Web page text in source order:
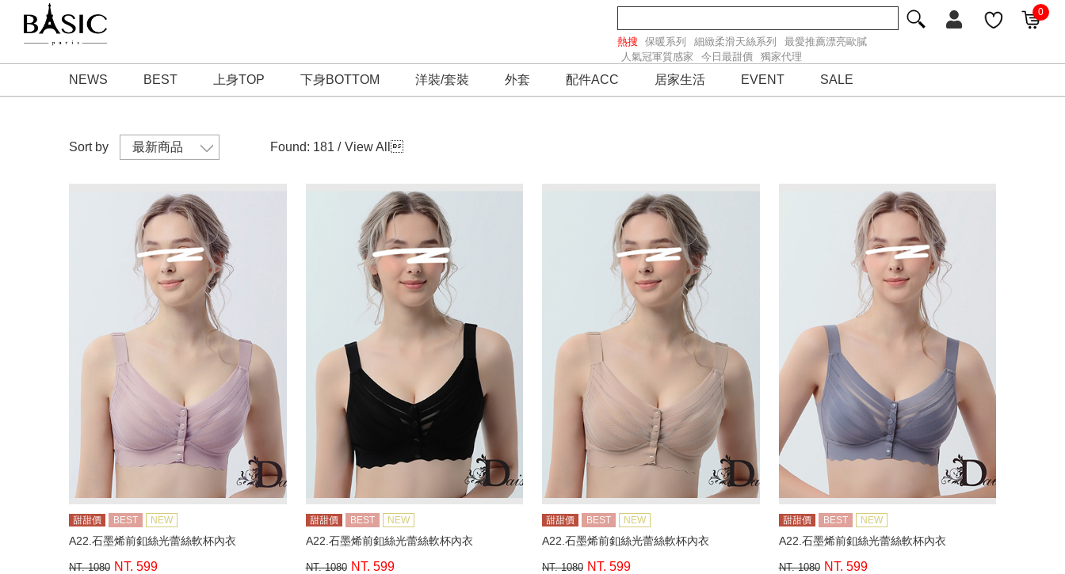
0
NEWS BEST 上身TOP 下身BOTTOM 洋裝/套裝 外套 配件ACC 居家生活 EVENT SALE
熱搜 保暖系列 細緻柔滑天絲系列
最愛推薦漂亮歐膩
人氣冠軍質感家
今日最甜價 獨家代理
Sort by Found: 181 / View All 
甜甜價 BEST NEW
A22.石墨烯前釦絲光蕾絲軟杯內衣
NT. 1080 NT. 599
甜甜價 BEST NEW
A22.石墨烯前釦絲光蕾絲軟杯內衣
NT. 1080 NT. 599
甜甜價 BEST NEW
A22.石墨烯前釦絲光蕾絲軟杯內衣
NT. 1080 NT. 599
甜甜價 BEST NEW
A22.石墨烯前釦絲光蕾絲軟杯內衣
NT. 1080 NT. 599